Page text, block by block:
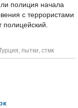
полиция начала
с террористами
полицейский.
, пытки, стмк